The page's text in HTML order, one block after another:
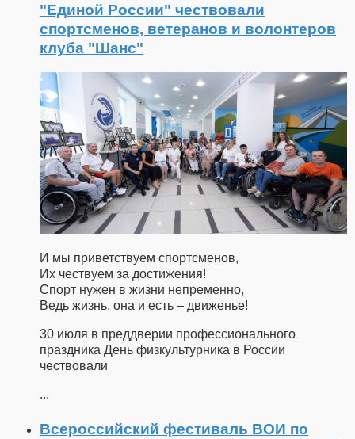
"Единой России" чествовали
спортсменов, ветеранов и волонтеров
клуба "Шанс"
И мы приветствуем спортсменов,
Их чествуем за достижения!
Спорт нужен в жизни непременно,
Ведь жизнь, она и есть – движенье!
30 июля в преддверии профессионального
праздника День физкультурника в России
чествовали
...
Всероссийский фестиваль ВОИ по